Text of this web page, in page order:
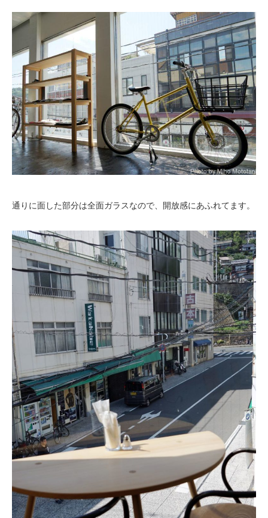
通りに面した部分は全面ガラスなので、開放感にあふれてます。